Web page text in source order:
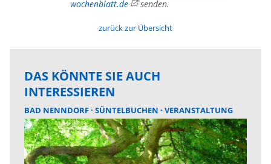
wochenblatt.de
senden.
zurück zur Übersicht
DAS KÖNNTE SIE AUCH
INTERESSIEREN
BAD NENNDORF SÜNTELBUCHEN VERANSTALTUNG